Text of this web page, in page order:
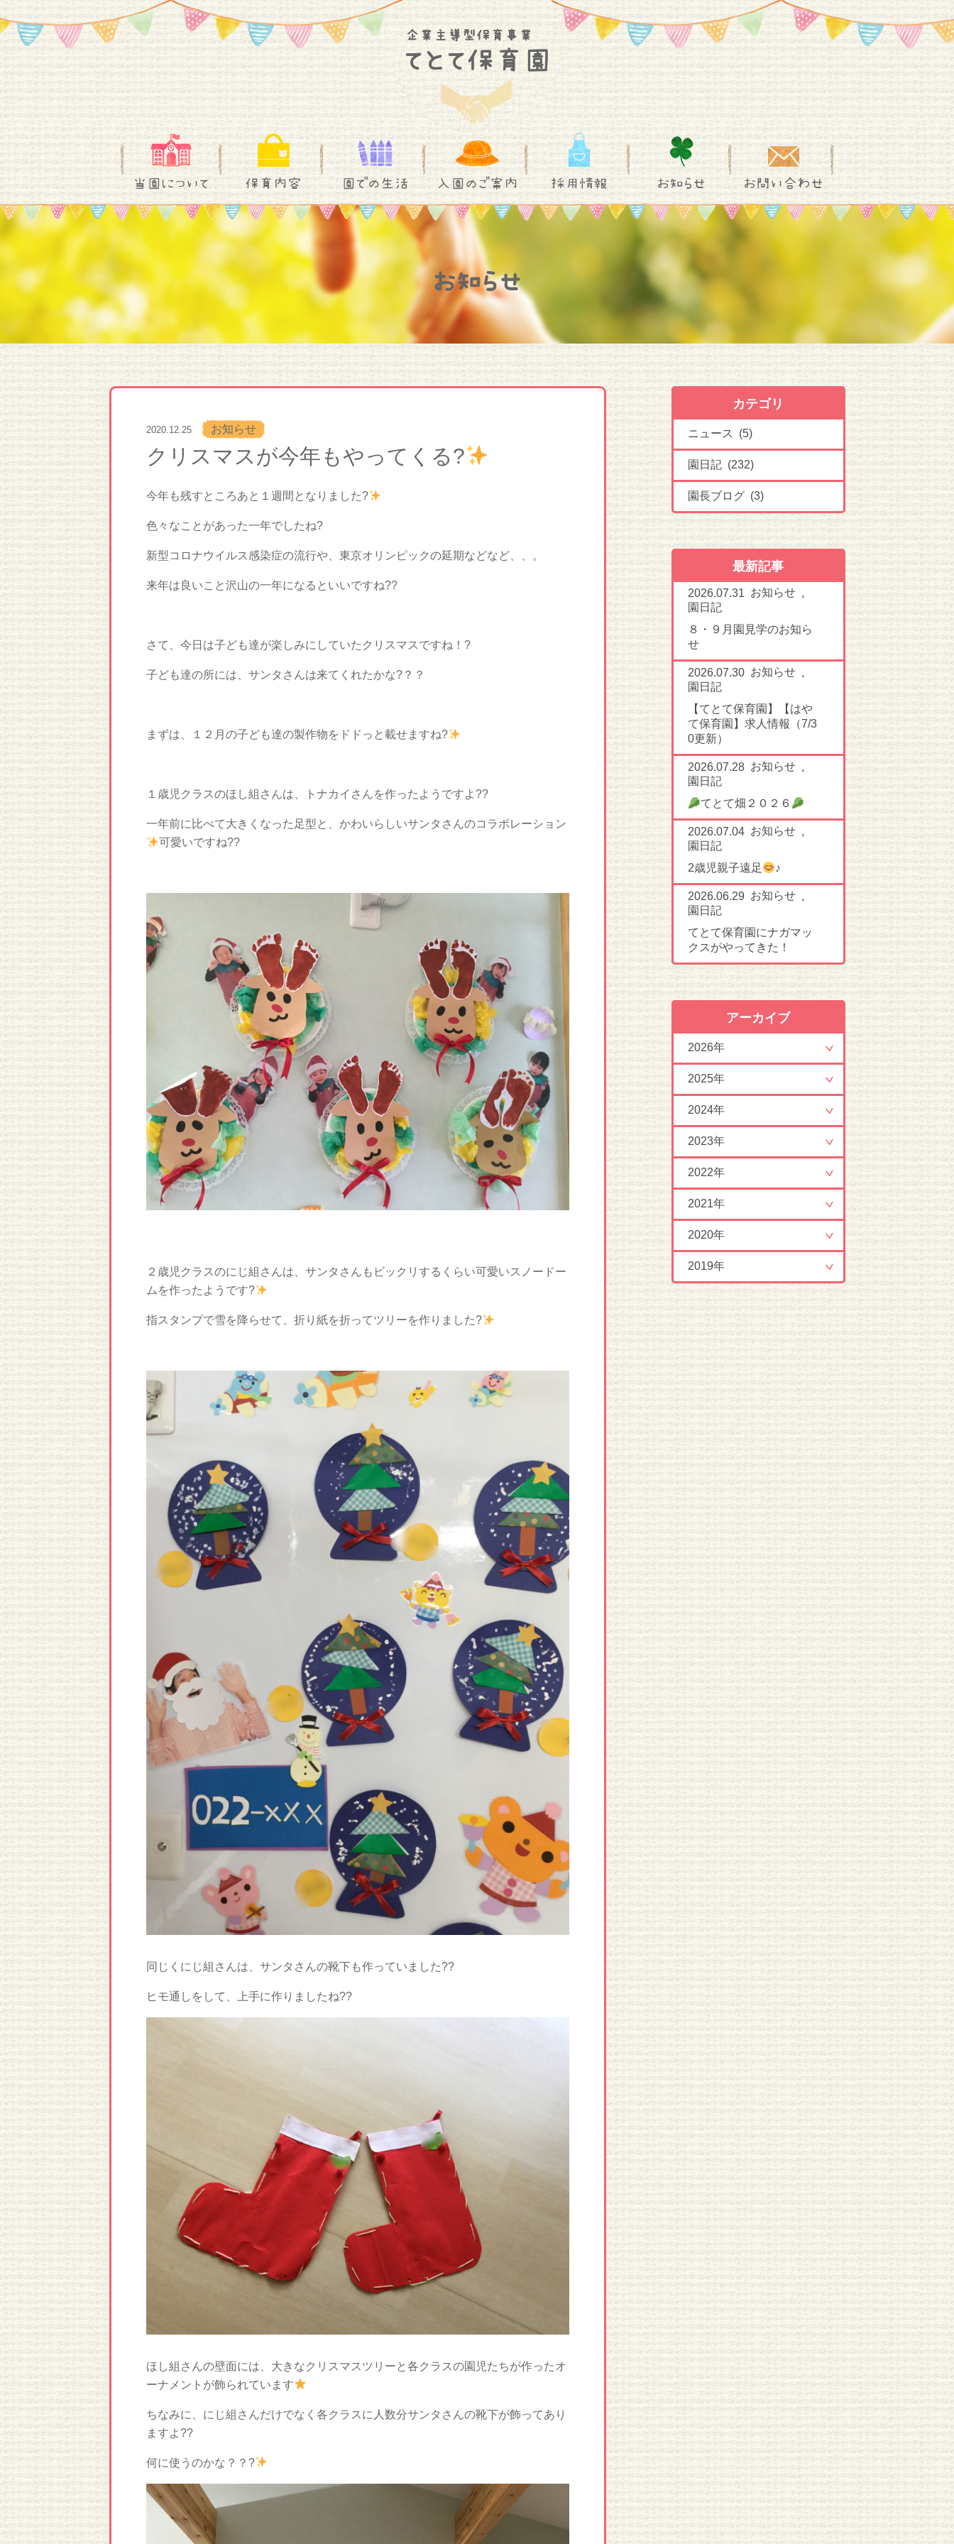
当園について 保育内容 園での生活 入園のご案内 採用情報 お知らせ お問い合わせ
お知らせ
2020.12.25 お知らせ
クリスマスが今年もやってくる?
今年も残すところあと１週間となりました?
色々なことがあった一年でしたね?
新型コロナウイルス感染症の流行や、東京オリンピックの延期などなど、、。
来年は良いこと沢山の一年になるといいですね??
さて、今日は子ども達が楽しみにしていたクリスマスですね！?
子ども達の所には、サンタさんは来てくれたかな?？？
まずは、１２月の子ども達の製作物をドドっと載せますね?
１歳児クラスのほし組さんは、トナカイさんを作ったようですよ??
一年前に比べて大きくなった足型と、かわいらしいサンタさんのコラボレーション
可愛いですね??
２歳児クラスのにじ組さんは、サンタさんもビックリするくらい可愛いスノードー
ムを作ったようです?
指スタンプで雪を降らせて、折り紙を折ってツリーを作りました?
同じくにじ組さんは、サンタさんの靴下も作っていました??
ヒモ通しをして、上手に作りましたね??
ほし組さんの壁面には、大きなクリスマスツリーと各クラスの園児たちが作ったオ
ーナメントが飾られています
ちなみに、にじ組さんだけでなく各クラスに人数分サンタさんの靴下が飾ってあり
ますよ??
何に使うのかな？？?
カテゴリ
ニュース (5)
園日記 (232)
園長ブログ (3)
最新記事
2026.07.31 お知らせ ,
園日記
８・９月園見学のお知ら
せ
2026.07.30 お知らせ ,
園日記
【てとて保育園】【はや
て保育園】求人情報（7/3
0更新）
2026.07.28 お知らせ ,
園日記
てとて畑２０２６
2026.07.04 お知らせ ,
園日記
2歳児親子遠足
♪
2026.06.29 お知らせ ,
園日記
てとて保育園にナガマッ
クスがやってきた！
アーカイブ
2026年
2025年
2024年
2023年
2022年
2021年
2020年
2019年